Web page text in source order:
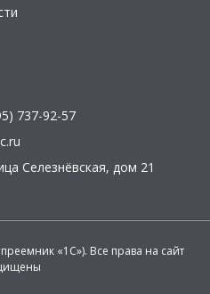
737-92-57
Селезнёвская, дом 21
«1С»). Все права на сайт